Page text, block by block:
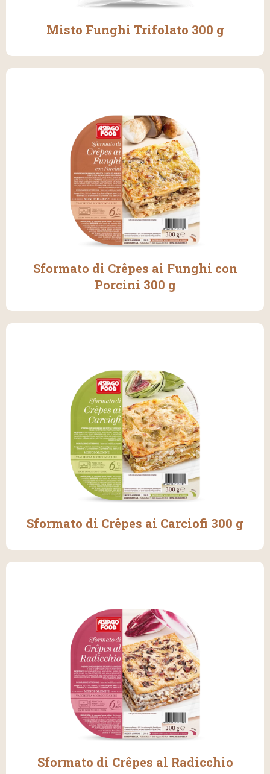
Misto Funghi Trifolato 300 g
Sformato di Crêpes ai Funghi con
Porcini 300 g
Sformato di Crêpes ai Carciofi 300 g
Sformato di Crêpes al Radicchio